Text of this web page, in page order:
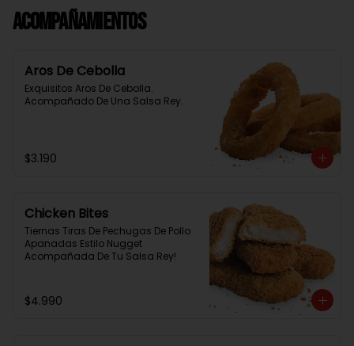
Acompañamientos
Aros De Cebolla
Exquisitos Aros De Cebolla.
Acompañado De Una Salsa Rey.
$3.190
Chicken Bites
Tiernas Tiras De Pechugas De Pollo
Apanadas Estilo Nugget
Acompañada De Tu Salsa Rey!
$4.990